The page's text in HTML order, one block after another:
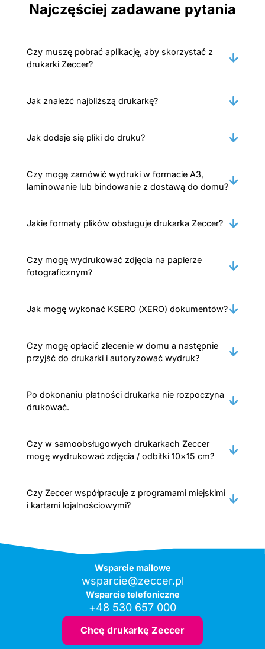
Najczęściej zadawane pytania
Czy muszę pobrać aplikację, aby skorzystać z
drukarki Zeccer?
Jak znaleźć najbliższą drukarkę?
Jak dodaje się pliki do druku?
Czy mogę zamówić wydruki w formacie A3,
laminowanie lub bindowanie z dostawą do domu?
Jakie formaty plików obsługuje drukarka Zeccer?
Czy mogę wydrukować zdjęcia na papierze
fotograficznym?
Jak mogę wykonać KSERO (XERO) dokumentów?
Czy mogę opłacić zlecenie w domu a następnie
przyjść do drukarki i autoryzować wydruk?
Po dokonaniu płatności drukarka nie rozpoczyna
drukować.
Czy w samoobsługowych drukarkach Zeccer
mogę wydrukować zdjęcia / odbitki 10×15 cm?
Czy Zeccer współpracuje z programami miejskimi
i kartami lojalnościowymi?
Wsparcie mailowe
wsparcie@zeccer.pl
Wsparcie telefoniczne
+48 530 657 000
Chcę drukarkę Zeccer